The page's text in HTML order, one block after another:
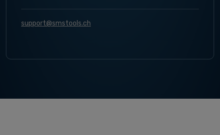
support@smstools.ch